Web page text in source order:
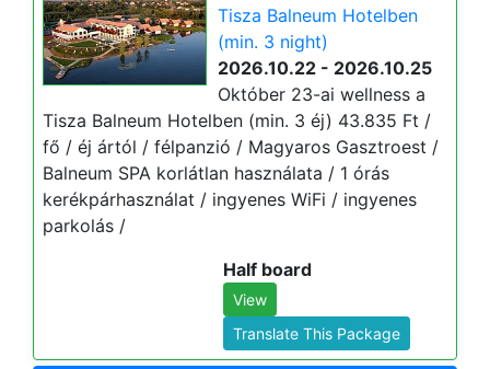
Tisza Balneum Hotelben
(min. 3 night)
2026.10.22 - 2026.10.25
Október 23-ai wellness a
Tisza Balneum Hotelben (min. 3 éj) 43.835 Ft /
fő / éj ártól / félpanzió / Magyaros Gasztroest /
Balneum SPA korlátlan használata / 1 órás
kerékpárhasználat / ingyenes WiFi / ingyenes
parkolás /
Half board
View
Translate This Package